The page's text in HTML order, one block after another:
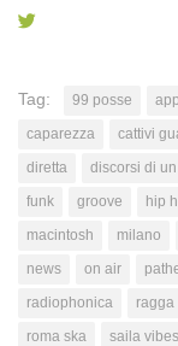
Tag: 99 posse
caparezza
cattivi
diretta
discorsi di
funk
groove hip
macintosh
milano
news
on air
radiophonica
ragga
roma ska
saila vibes